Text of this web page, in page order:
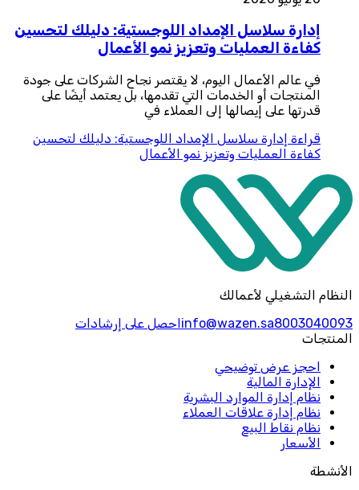
إدارة سلاسل الإمداد اللوجستية: دليلك لتحسين
كفاءة العمليات وتعزيز نمو الأعمال
في عالم الأعمال اليوم، لا يقتصر نجاح الشركات على جودة
المنتجات أو الخدمات التي تقدمها، بل يعتمد أيضًا على
قدرتها على إيصالها إلى العملاء في
قراءة إدارة سلاسل الإمداد اللوجستية: دليلك لتحسين
كفاءة العمليات وتعزيز نمو الأعمال
النظام التشغيلي لأعمالك
8003040093
info@wazen.saاحصل على إرشادات
المنتجات
احجز عرض توضيحي
الإدارة المالية
نظام إدارة الموارد البشرية
نظام إدارة علاقات العملاء
نظام نقاط البيع
الأسعار
الأنشطة